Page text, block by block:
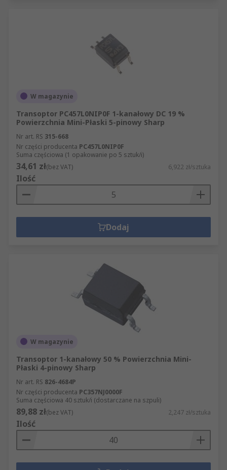
W magazynie
Transoptor PC457L0NIP0F 1-kanałowy DC 19 %
Powierzchnia Mini-Płaski 5-pinowy Sharp
Nr art. RS 315-668
Nr części producenta PC457L0NIP0F
Suma częściowa (1 opakowanie po 5 sztuk/i)
34,61 zł(bez VAT) 6,922 zł/sztuka
Ilość
Dodaj
W magazynie
Transoptor 1-kanałowy 50 % Powierzchnia Mini-
Płaski 4-pinowy Sharp
Nr art. RS 826-4684P
Nr części producenta PC357NJ0000F
Suma częściowa 40 sztuk/i (dostarczane na szpuli)
89,88 zł(bez VAT) 2,247 zł/sztuka
Ilość